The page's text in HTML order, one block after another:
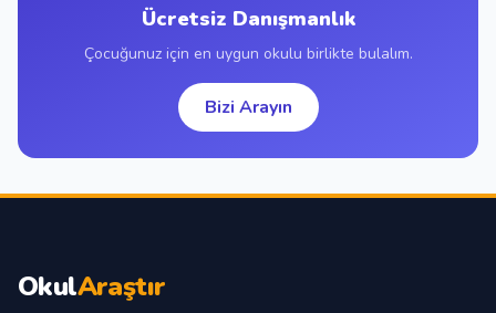
Ücretsiz Danışmanlık
Çocuğunuz için en uygun okulu birlikte bulalım.
Bizi Arayın
OkulAraştır